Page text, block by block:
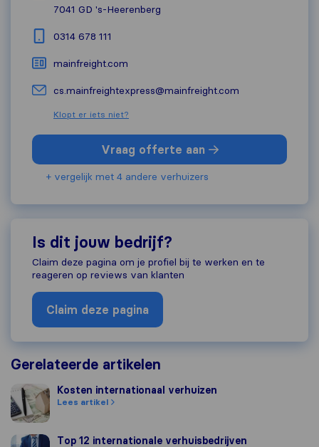
7041 GD 's-Heerenberg
0314 678 111
mainfreight.com
cs.mainfreightexpress@mainfreight.com
Klopt er iets niet?
Vraag offerte aan
+ vergelijk met 4 andere verhuizers
Is dit jouw bedrijf?
Claim deze pagina om je profiel bij te werken en te
reageren op reviews van klanten
Claim deze pagina
Gerelateerde artikelen
Kosten internationaal verhuizen
Kosten internationaal verhuizen
Lees artikel
Top 12 internationale verhuisbedrijven
Top 12 internationale verhuisbedrijven